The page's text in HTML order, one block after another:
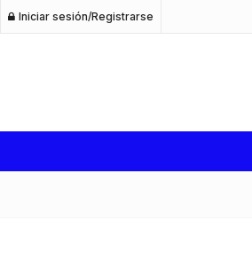
Iniciar sesión/Registrarse